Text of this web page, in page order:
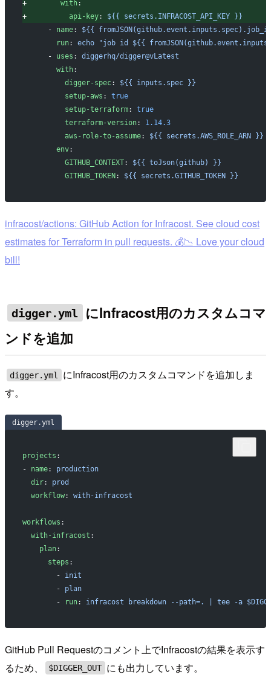
+
        with
:
+
          api-key
: ${{ secrets.INFRACOST_API_KEY }}
     -
name: ${{
       run
: echo "job id ${{
     -
uses : diggerhq/digger@vLatest
       with
:
         digger-spec
: ${{ inputs.spec }}
         setup-aws
: true
         setup-terraform
: true
         terraform-version
: 1.14.3
         aws-role-to-assume
: ${{ secrets.AWS_ROLE_ARN }}
       env
:
         GITHUB_CONTEXT
: ${{ toJson(github) }}
         GITHUB_TOKEN
: ${{ secrets.GITHUB_TOKEN }}
infracost/actions: GitHub Action for Infracost. See cloud cost
estimates for Terraform in pull requests. 💰📉 Love your cloud
bill!
digger.yml
にInfracost用のカスタムコマ
ンドを追加
digger.yml
にInfracost用のカスタムコマンドを追加しま
す。
digger.yml
projects :
- name: production
  dir
: prod
  workflow
: with-infracost
workflows :
  with-infracost
:
    plan
:
      steps
:
        -
init
        -
plan
        -
run: infracost breakdown --path=. | tee -a
GitHub Pull Requestのコメント上でInfracostの結果を表示す
るため、
$DIGGER_OUT にも出力しています。